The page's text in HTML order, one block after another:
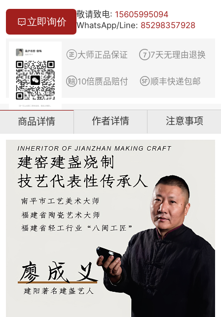
立即询价
敬请致电: 15605995094
WhatsApp/Line: 85298357928
大师正品保证 7天无理由退换
10倍赝品赔付 顺丰快递包邮
商品详情 作者详情 注意事项